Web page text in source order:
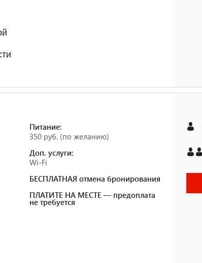
Питание:
350 руб. (по желанию)
Доп. услуги:
Wi-Fi
БЕСПЛАТНАЯ отмена бронирования
ПЛАТИТЕ НА МЕСТЕ — предоплата
не требуется